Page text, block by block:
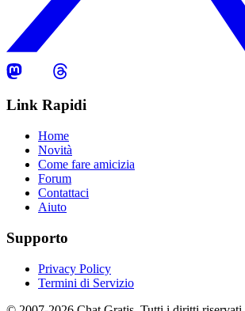
Link Rapidi
Home
Novità
Come fare amicizia
Forum
Contattaci
Aiuto
Supporto
Privacy Policy
Termini di Servizio